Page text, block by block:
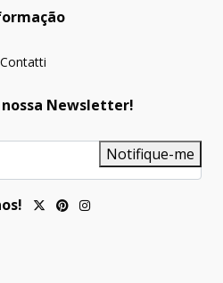
Contatti
nossa Newsletter!
Notifique-me